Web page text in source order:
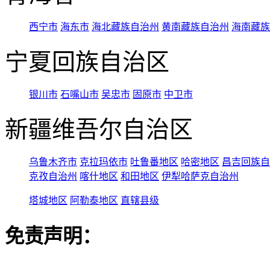
西宁市 海东市 海北藏族自治州 黄南藏族自治州 海南藏
宁夏回族自治区
银川市 石嘴山市 吴忠市 固原市 中卫市
新疆维吾尔自治区
乌鲁木齐市 克拉玛依市 吐鲁番地区 哈密地区 昌吉回族
克孜自治州 喀什地区 和田地区 伊犁哈萨克自治州
塔城地区 阿勒泰地区 直辖县级
免责声明：